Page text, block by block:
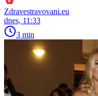
Zdravestravovani.eu
dnes, 11:33
3 min